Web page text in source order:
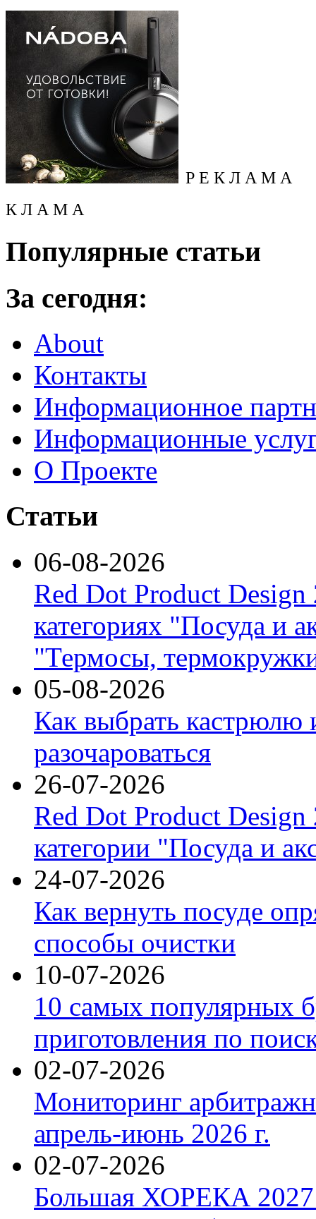
Р Е К Л А М А
К Л А М А
Популярные статьи
За сегодня:
About
Контакты
Информационное
Информационные
О Проекте
Статьи
06-08-2026
Red Dot Product Design
категориях "Посуда и
"Термосы,
05-08-2026
Как выбрать кастрюлю
разочароваться
26-07-2026
Red Dot Product Design
категории "Посуда и
24-07-2026
Как вернуть посуде
способы очистки
10-07-2026
10 самых популярных
приготовления по
02-07-2026
Мониторинг
апрель-июнь 2026 г.
02-07-2026
Большая ХОРЕКА 2027: